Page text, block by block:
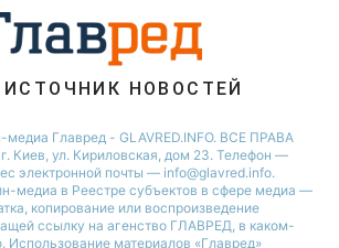
НОВОСТЕЙ
Главред - GLAVRED.INFO. ВСЕ ПРАВА
ул. Кириловская, дом 23. Телефон —
электронной почты — info@glavred.info.
медиа в Реестре cубъектов в сфере медиа —
копирование или воспроизведение
ссылку на агенство ГЛАВРЕД, в каком-
Использование материалов «Главред»